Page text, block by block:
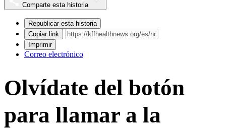
Comparte esta historia
Republicar esta historia
Copiar link
Imprimir
Correo electrónico
Olvídate del botón
para llamar a la